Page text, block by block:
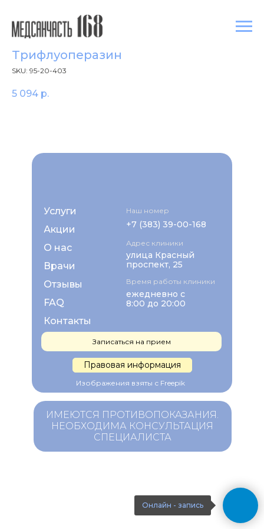
Трифлуоперазин
SKU: 95-20-403
5 094 р.
Услуги
Правовая информация
Акции
Врачи
О нас
+7 (383) 39-00-168
Отзывы
FAQ
Контакты
Наш номер
ежедневно с
8:00 до 20:00
Время работы клиники
Адрес клиники
улица Красный
проспект, 25
Записаться на прием
Изображения взяты с Freepik
ИМЕЮТСЯ ПРОТИВОПОКАЗАНИЯ.
НЕОБХОДИМА КОНСУЛЬТАЦИЯ
СПЕЦИАЛИСТА
Онлайн - запись